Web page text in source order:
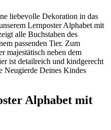
liebevolle Dekoration in das
Lernposter Alphabet mit
alle Buchstaben des
passenden Tier. Zum
majestätisch neben dem
ist detailreich und kindgerecht
Neugierde Deines Kindes
Alphabet mit